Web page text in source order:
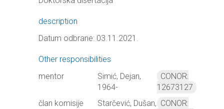
description
Datum odbrane: 03.11.2021.
Other responsibilities
mentor
Simić, Dejan,
1964-
CONOR:
12673127
član komisije
Starčević, Dušan, CONOR: